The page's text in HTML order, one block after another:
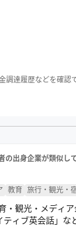
達履歴などを確認で
の出身企業が類似し
教育 旅行・観光・
・観光・メディ
ィブ英会話」